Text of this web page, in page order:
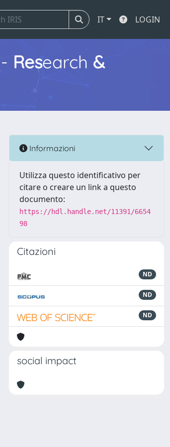
IT LOGIN
Research &
Informazioni
Utilizza questo identificativo per
citare o creare un link a questo
documento:
https://hdl.handle.net/11391/6654
98
Citazioni
ND
ND
ND
social impact